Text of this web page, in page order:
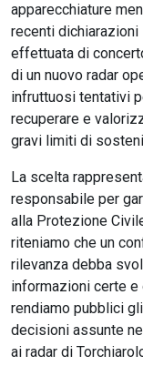
apparecchiature
recenti dichiarazioni
effettuata di
di un nuovo radar
infruttuosi tentativi
recuperare e
gravi limiti di
La scelta
responsabile per
alla Protezione
riteniamo che un
rilevanza debba
informazioni certe e
rendiamo pubblici
decisioni assunte
ai radar di